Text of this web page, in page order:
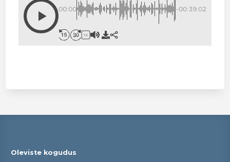
00:00 -00:39:02
1X
Oleviste kogudus